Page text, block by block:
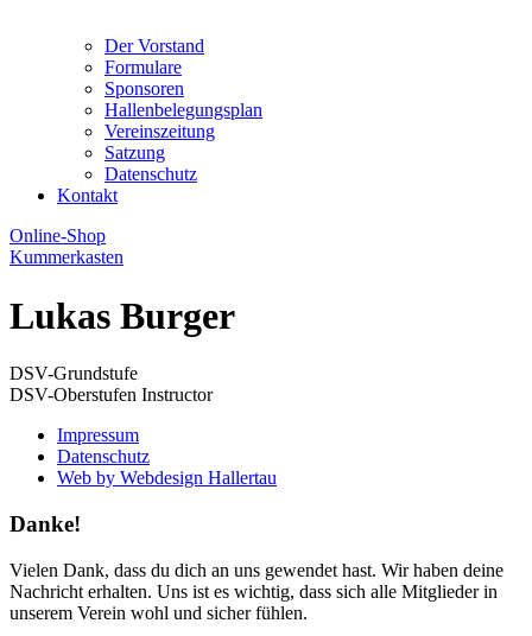
Der Vorstand
Formulare
Sponsoren
Hallenbelegungsplan
Vereinszeitung
Satzung
Datenschutz
Kontakt
Online-Shop
Kummerkasten
Lukas Burger
DSV-Grundstufe
DSV-Oberstufen Instructor
Impressum
Datenschutz
Web by Webdesign Hallertau
Danke!
Vielen Dank, dass du dich an uns gewendet hast. Wir haben deine
Nachricht erhalten. Uns ist es wichtig, dass sich alle Mitglieder in
unserem Verein wohl und sicher fühlen.